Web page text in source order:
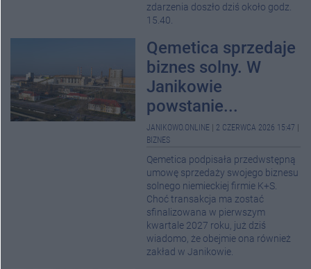
zdarzenia doszło dziś około godz.
15.40.
Qemetica sprzedaje
biznes solny. W
Janikowie
powstanie...
JANIKOWO.ONLINE 2 CZERWCA 2026 15:47
BIZNES
Qemetica podpisała przedwstępną
umowę sprzedaży swojego biznesu
solnego niemieckiej firmie K+S.
Choć transakcja ma zostać
sfinalizowana w pierwszym
kwartale 2027 roku, już dziś
wiadomo, że obejmie ona również
zakład w Janikowie.